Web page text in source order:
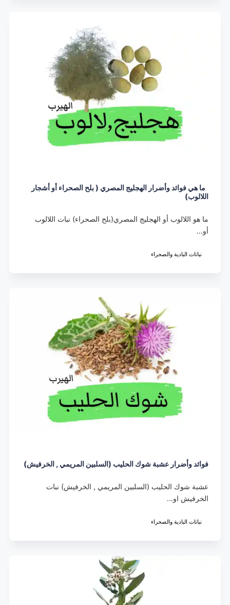
ما هي فوائد وأضرار الهجليج المصري ( بلح الصحراء أو أشجار
اللالوب)
ما هو اللالوب أو الهجليج المصري(بلح الصحراء) نبات اللالوب
أو…
نباتات البادية والصحراء
فوائد وأضرار عشبة شوك الحليب (السلبين المريمي , الخرفيش)
عشبة شوك الحليب (السلبين المريمي , الخرفيش) نبات
الخرفيش او…
نباتات البادية والصحراء